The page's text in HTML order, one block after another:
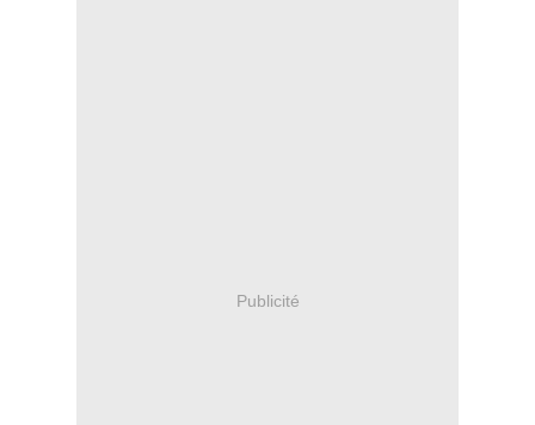
Publicité